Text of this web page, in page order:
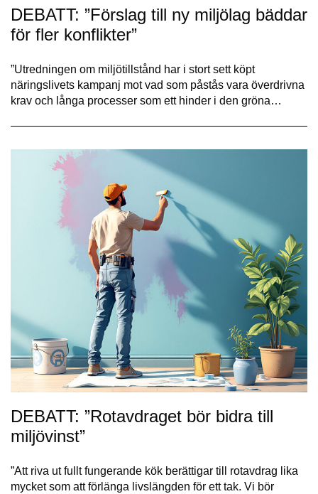
DEBATT: ”Förslag till ny miljölag bäddar
för fler konflikter”
”Utredningen om miljötillstånd har i stort sett köpt
näringslivets kampanj mot vad som påstås vara överdrivna
krav och långa processer som ett hinder i den gröna…
DEBATT: ”Rotavdraget bör bidra till
miljövinst”
”Att riva ut fullt fungerande kök berättigar till rotavdrag lika
mycket som att förlänga livslängden för ett tak. Vi bör